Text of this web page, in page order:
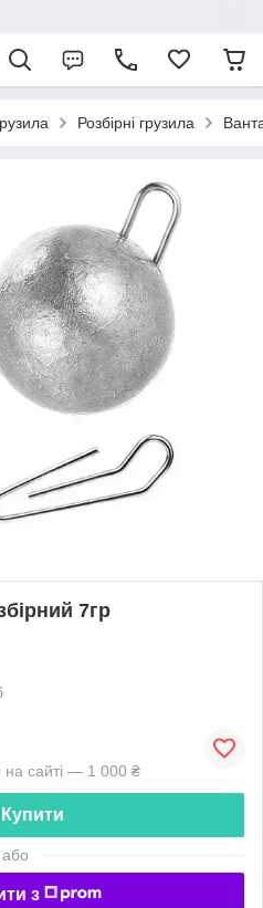
Розбірні грузила
7гр
на сайті — 1 000 ₴
Купити
або
з